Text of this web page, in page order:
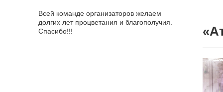
Всей команде организаторов желаем
долгих лет процветания и благополучия.
Спасибо!!!
смысле, я не
Я благодарна
обязательно
агентство
Еще раз